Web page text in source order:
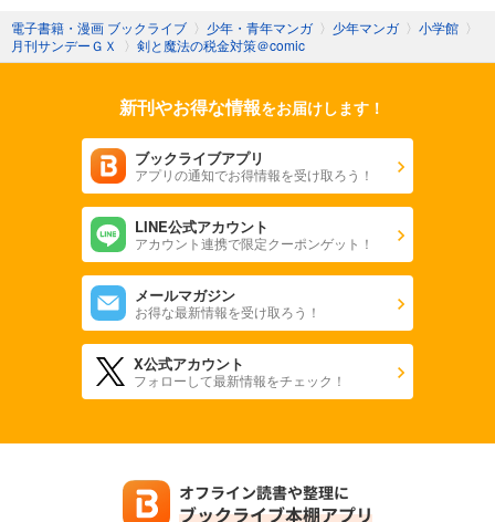
電子書籍・漫画 ブックライブ 〉 少年・青年マンガ 〉 少年マンガ 〉 小学館 〉
月刊サンデーＧＸ
〉 剣と魔法の税金対策＠comic
新刊やお得な情報をお届けします！
ブックライブアプリ
アプリの通知でお得情報を受け取ろう！
LINE公式アカウント
アカウント連携で限定クーポンゲット！
メールマガジン
お得な最新情報を受け取ろう！
X公式アカウント
フォローして最新情報をチェック！